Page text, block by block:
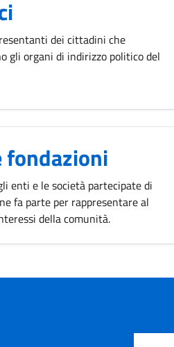
dei cittadini che
gli organi di indirizzo politico del
fondazioni
enti e le società partecipate di
fa parte per rappresentare al
della comunità.